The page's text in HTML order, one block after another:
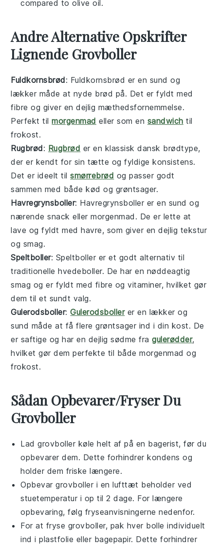
compared to olive oil.
Andre Alternative Opskrifter
Lignende Grovboller
Fuldkornsbrød: Fuldkornsbrød er en sund og
lækker måde at nyde brød på. Det er fyldt med
fibre og giver en dejlig mæthedsfornemmelse.
Perfekt tilmorgenmad eller som en sandwich til
frokost.
Rugbrød: Rugbrød er en klassisk dansk brødtype,
der er kendt for sin tætte og fyldige konsistens.
Det er ideelt tilsmørrebrød og passer godt
sammen med bådekød og grøntsager.
Havregrynsboller: Havregrynsboller er en sund og
nærendesnack ellermorgenmad . De er lette at
lave og fyldt medhavre, som giver en dejlig tekstur
og smag.
Speltboller: Speltboller er et godt alternativ til
traditionellehvedeboller. De har en nøddeagtig
smag og er fyldt med fibre ogvitaminer, hvilket gør
dem til et sundt valg.
Gulerodsboller:Gulerodsbollerer en lækker og
sund måde at få fleregrøntsager ind i din kost. De
er saftige og har en dejlig sødme fragulerødder,
hvilket gør dem perfekte til bådemorgenmad og
frokost.
Sådan Opbevarer/Fryser Du
Grovboller
Ladgrovboller køle helt af på en bagerist, før du
opbevarer dem. Dette forhindrer kondens og
holder dem friske længere.
Opbevargrovboller i en lufttæt beholder ved
stuetemperatur i op til 2 dage. For længere
opbevaring, følg fryseanvisningerne nedenfor.
For at fryse grovboller, pak hver bolle individuelt
ind i plastfolie eller bagepapir. Dette forhindrer